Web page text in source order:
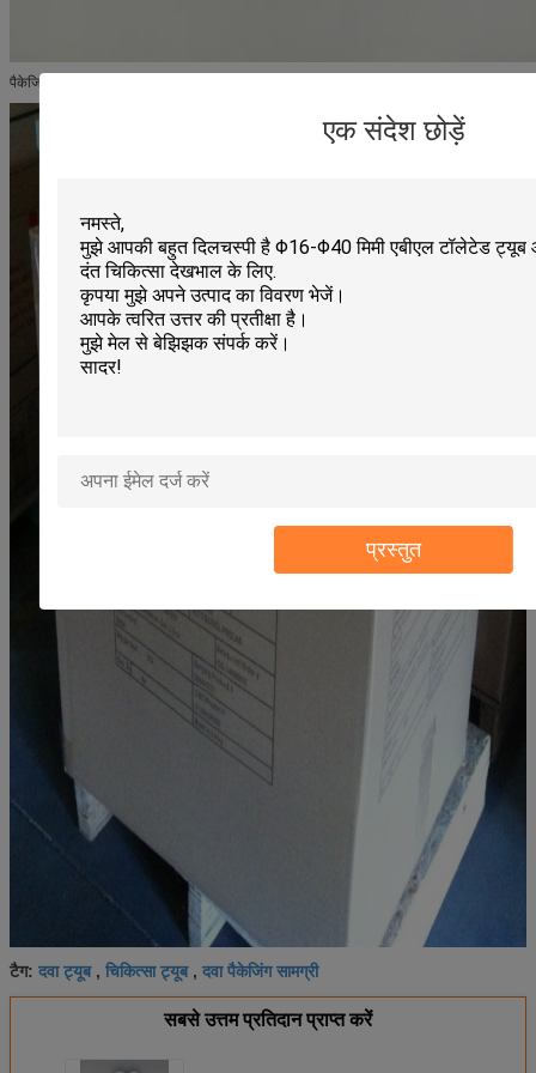
एक संदेश छोड़ें
प्रस्तुत
पैकेजिंग विस्तार
टैग: दवा ट्यूब, चिकित्सा ट्यूब, दवा पैकेजिंग सामग्री
सबसे उत्तम प्रतिदान प्राप्त करें